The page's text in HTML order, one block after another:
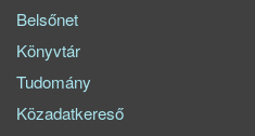
Belsőnet
Könyvtár
Tudomány
Közadatkereső